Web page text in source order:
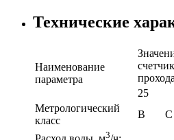
Технические
Наименование
параметра
25
Метрологический
класс
B C
3